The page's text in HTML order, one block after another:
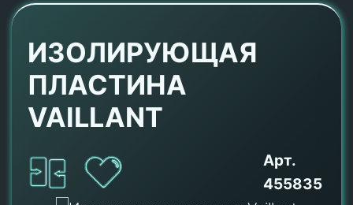
ИЗОЛИРУЮЩАЯ
ПЛАСТИНА
VAILLANT
Арт.
455835